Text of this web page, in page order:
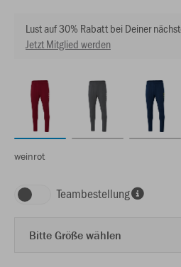
Lust auf 30% Rabatt bei Deiner
Jetzt Mitglied werden
weinrot
Teambestellung
Bitte Größe wählen